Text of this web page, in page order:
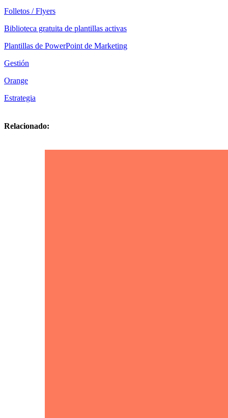
Folletos / Flyers
Biblioteca gratuita de plantillas activas
Plantillas de PowerPoint de Marketing
Gestión
Orange
Estrategia
Relacionado: